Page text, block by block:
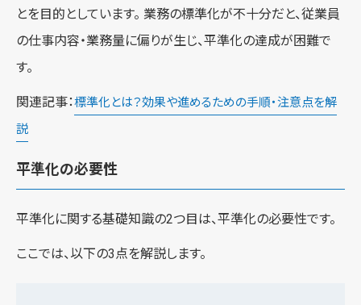
とを目的としています。 業務の標準化が不十分だと、従業員
の仕事内容・業務量に偏りが生じ、平準化の達成が困難で
す。
関連記事：標準化とは？効果や進めるための手順・注意点を解
説
平準化の必要性
平準化に関する基礎知識の2つ目は、平準化の必要性です。
ここでは、以下の3点を解説します。